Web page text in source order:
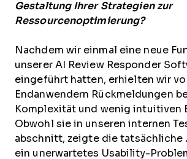
Gestaltung Ihrer Strategien zur
Ressourcenoptimierung?
Nachdem wir einmal eine neue
unserer AI Review Responder
eingeführt hatten, erhielten wir
Endanwendern Rückmeldungen
Komplexität und wenig intuitiven
Obwohl sie in unseren internen
abschnitt, zeigte die tatsächliche
ein unerwartetes Usability-